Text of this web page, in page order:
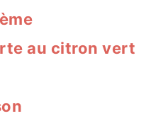
au citron vert